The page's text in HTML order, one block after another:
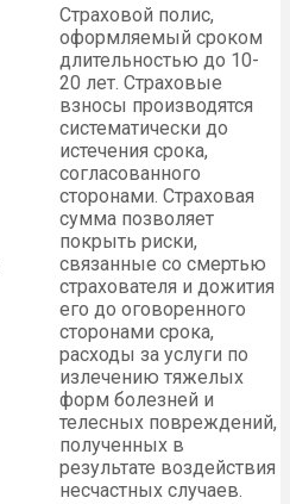
Страховой полис,
оформляемый сроком
длительностью до 10-
20 лет. Страховые
взносы производятся
систематически до
истечения срока,
согласованного
сторонами. Страховая
сумма позволяет
покрыть риски,
связанные со смертью
страхователя и дожития
его до оговоренного
сторонами срока,
расходы за услуги по
излечению тяжелых
форм болезней и
телесных повреждений,
полученных в
результате воздействия
несчастных случаев.